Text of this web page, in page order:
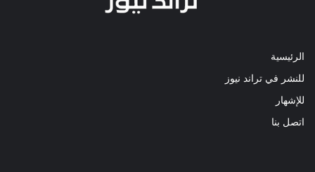
الرئيسية
للنشر في تراند نيوز
للإشهار
اتصل بنا